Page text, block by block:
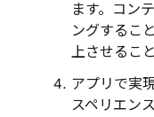
ます。コン
ングするこ
上させるこ
アプリで実
スペリエン